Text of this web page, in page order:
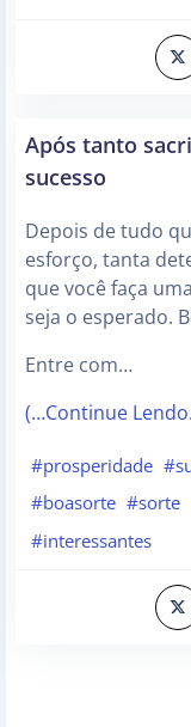
Após tanto
sucesso
Depois de tudo
esforço, tanta
que você faça
seja o esperado.
Entre com…
(…Continue
#prosperidade
#boasorte #sorte
#interessantes